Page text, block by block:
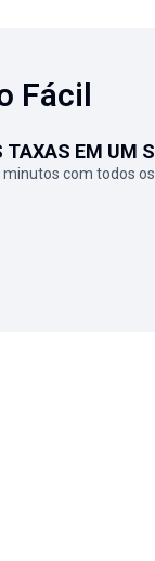
Fácil
EM UM
com todos